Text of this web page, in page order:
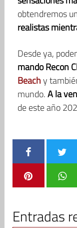
obtendremos
realistas
Desde ya,
mando Recon
Beachy
mundo.A la
de este año
Entradas